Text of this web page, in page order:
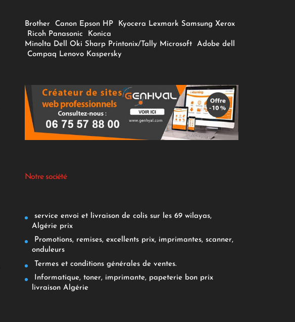
Brother Canon Epson HP Kyocera Lexmark Samsung Xerox
Ricoh Panasonic
Konica
Minolta Dell Oki Sharp Printonix/Tally Microsoft Adobe dell
Compaq Lenovo Kaspersky
Notre société
service envoi et livraison de colis sur les 69 wilayas,
Algérie prix
Promotions, remises, excellents prix, imprimantes, scanner,
onduleurs
Termes et conditions générales de ventes.
Informatique, toner, imprimante, papeterie bon prix
livraison Algérie